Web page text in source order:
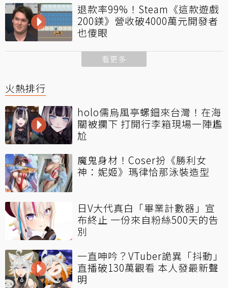
退款率99%！Steam《這款遊戲
200鎂》營收破4000萬元開發者
也傻眼
看更多
火熱排行
holo儒烏風亭螺鈿來台灣！在海
關被攔下 打開行李箱現場一陣尷
尬
魔鬼身材！Coser扮《勝利女
神：妮姬》瑪律恰那泳裝造型
日V大代真白「畢業計數器」宣
布終止 一份來自粉絲500天的告
別
一直呻吟？VTuber詭異「抖動」
直播破130萬觀看 本人發最新聲
明